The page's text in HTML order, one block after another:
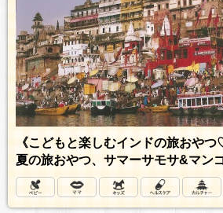
《こどもと楽しむインドの旅おや
夏の旅おやつ、サマーサモサ&マン